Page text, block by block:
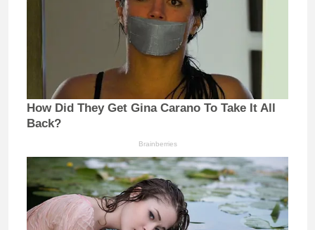
How Did They Get Gina Carano To Take It All
Back?
Brainberries